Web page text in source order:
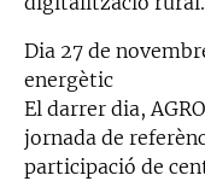
Dia 27 de
energètic
El darrer dia,
jornada de
participació de